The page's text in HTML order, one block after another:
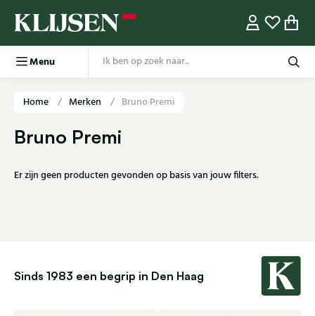
Menu
Home Merken Bruno Premi
Bruno Premi
Er zijn geen producten gevonden op basis van jouw filters.
Sinds 1983 een begrip in Den Haag